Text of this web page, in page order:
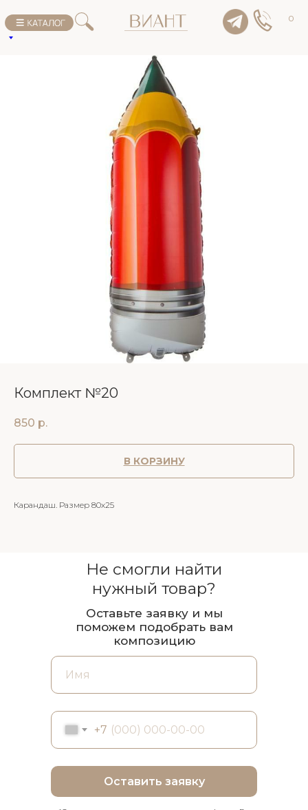
0
Комплект №20
850 р.
В КОРЗИНУ
Карандаш. Размер 80х25
+7
Оставить заявку
Не смогли найти
нужный товар?
Оставьте заявку и мы
поможем подобрать вам
композицию